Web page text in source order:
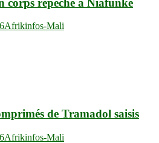
corps repêché à Niafunké
Afrikinfos-Mali
de Tramadol saisis
Afrikinfos-Mali